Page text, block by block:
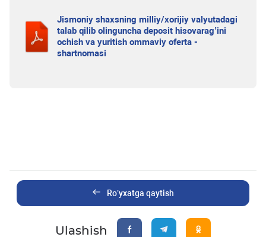
Jismoniy shaxsning milliy/xorijiy valyutadagi
talab qilib olinguncha deposit hisovarag’ini
ochish va yuritish ommaviy oferta -
shartnomasi
Ro’yxatga qaytish
Ulashish